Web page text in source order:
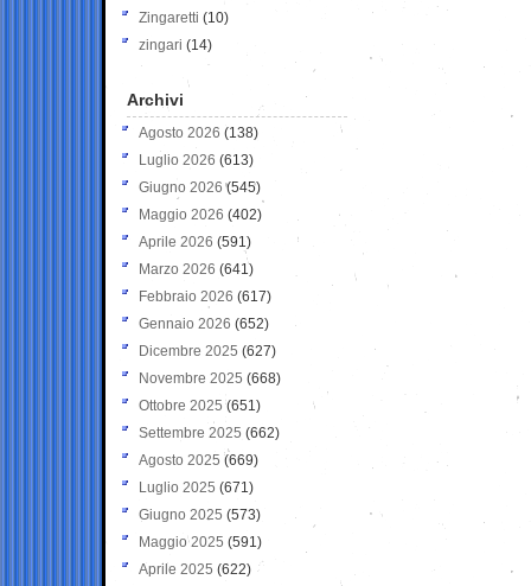
Zingaretti (10)
zingari (14)
Archivi
Agosto 2026 (138)
Luglio 2026 (613)
Giugno 2026 (545)
Maggio 2026 (402)
Aprile 2026 (591)
Marzo 2026 (641)
Febbraio 2026 (617)
Gennaio 2026 (652)
Dicembre 2025 (627)
Novembre 2025 (668)
Ottobre 2025 (651)
Settembre 2025 (662)
Agosto 2025 (669)
Luglio 2025 (671)
Giugno 2025 (573)
Maggio 2025 (591)
Aprile 2025 (622)